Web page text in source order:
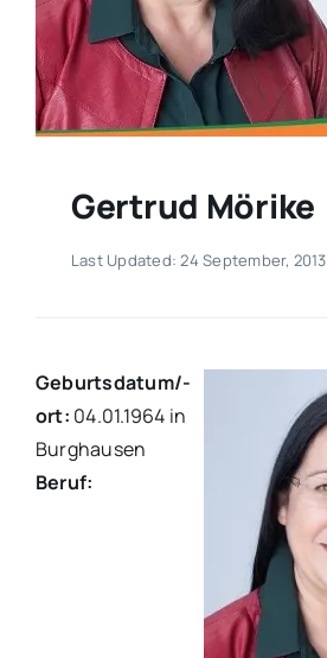
Gertrud Mörike
Last Updated: 24 September, 2013
Geburtsdatum/-
ort: 04.01.1964 in
Burghausen
Beruf: